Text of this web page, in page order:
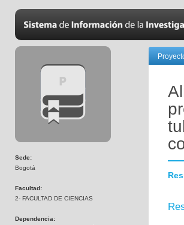
Sede:
Bogotá
Facultad:
2- FACULTAD DE CIENCIAS
Dependencia: